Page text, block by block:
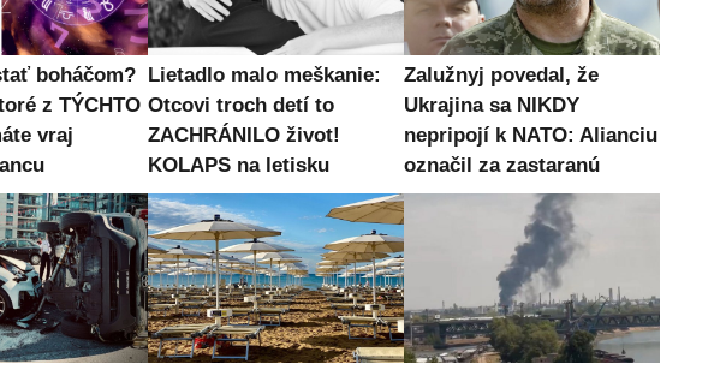
boháčom?
z TÝCHTO
vraj
Lietadlo malo meškanie:
Otcovi troch detí to
ZACHRÁNILO život!
KOLAPS na letisku
Zalužnyj povedal, že
Ukrajina sa NIKDY
nepripojí k NATO: Alianciu
označil za zastaranú